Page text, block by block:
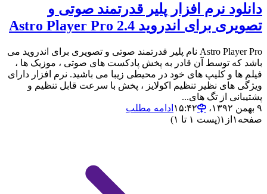
دانلود نرم افزار پلیر قدرتمند صوتی و
تصویری برای اندروید Astro Player Pro 2.4
Astro Player Pro نام پلیر قدرتمند صوتی و تصویری برای اندروید می
باشد که توسط آن قادر به پخش پادکست های صوتی ، موزیک ها ،
فیلم ها و کلیپ های خود در محیطی زیبا می باشید. نرم افزار دارای
ویژگی های نظیر تنظیم اکولایز ، پخش با سرعت قابل تنظیم و
پشتیبانی از تگ های...
۹ بهمن ۱۳۹۲،‏ ۱۵:۴۲
ادامه مطلب
صفحه ۱ از ۱(پست ۱ تا ۱)